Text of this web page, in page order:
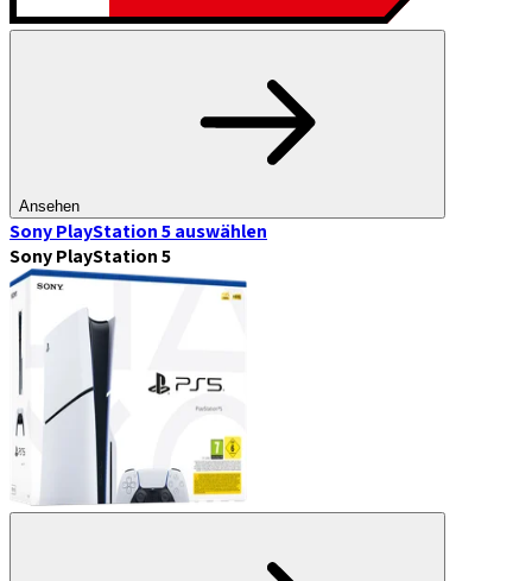
Ansehen
Sony PlayStation 5auswählen
Sony PlayStation 5